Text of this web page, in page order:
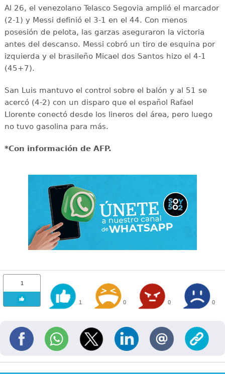
Al 26, el venezolano Telasco Segovia amplió el marcador
(2-1) y Messi definió el 3-1 en el 44. Con menos
posesión de pelota, las garzas aseguraron la victoria
antes del descanso. Messi cobró un tiro de esquina por
izquierda y el brasileño Micael dos Santos hizo el 4-1
(45+7).
San Luis mantuvo el control sobre el balón y al 51 se
acercó (4-2) con un disparo que el español Rafael
Llorente conectó desde los lineros del área, pero luego
no tuvo gasolina para más.
*Con información de AFP.
1
1 0 0 0